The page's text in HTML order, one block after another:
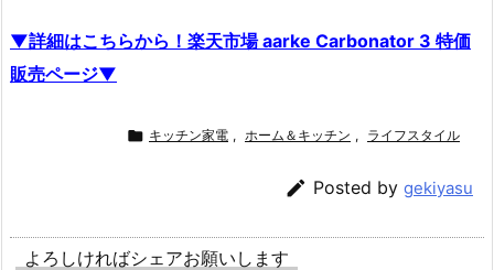
▼詳細はこちらから！楽天市場 aarke Carbonator 3 特価
販売ページ▼
 キッチン家電 , ホーム＆キッチン , ライフスタイル
 Posted by gekiyasu
よろしければシェアお願いします